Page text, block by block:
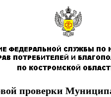
проверки